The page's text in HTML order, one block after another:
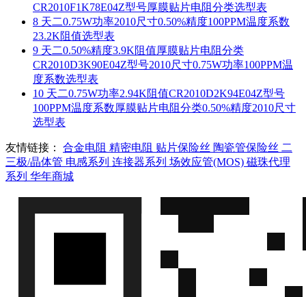
CR2010F1K78E04Z型号厚膜贴片电阻分类选型表
8 天二0.75W功率2010尺寸0.50%精度100PPM温度系数
23.2K阻值选型表
9 天二0.50%精度3.9K阻值厚膜贴片电阻分类
CR2010D3K90E04Z型号2010尺寸0.75W功率100PPM温
度系数选型表
10 天二0.75W功率2.94K阻值CR2010D2K94E04Z型号
100PPM温度系数厚膜贴片电阻分类0.50%精度2010尺寸
选型表
友情链接： 合金电阻 精密电阻 贴片保险丝 陶瓷管保险丝 二
三极/晶体管 电感系列 连接器系列 场效应管(MOS) 磁珠代理
系列 华年商城